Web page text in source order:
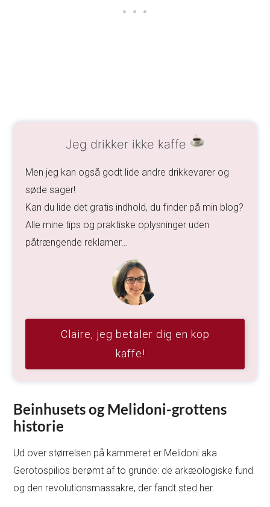
Jeg drikker ikke kaffe
Men jeg kan også godt lide andre drikkevarer og
søde sager!
Kan du lide det gratis indhold, du finder på min blog?
Alle mine tips og praktiske oplysninger uden
påtrængende reklamer…
Claire, jeg betaler dig en kop
kaffe!
Beinhusets og Melidoni-grottens
historie
Ud over størrelsen på kammeret er Melidoni aka
Gerotospilios berømt af to grunde: de arkæologiske fund
og den revolutionsmassakre, der fandt sted her.